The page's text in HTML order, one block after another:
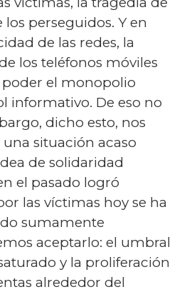
perseguidos. Y en
de las redes, la
los teléfonos móviles
el monopolio
informativo. De eso no
dicho esto, nos
situación acaso
de solidaridad
el pasado logró
las víctimas hoy se ha
sumamente
aceptarlo: el umbral
y la proliferación
alrededor del